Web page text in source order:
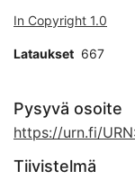
In Copyright 1.0
Lataukset 667
Pysyvä osoite
https://urn.fi/
Tiivistelmä